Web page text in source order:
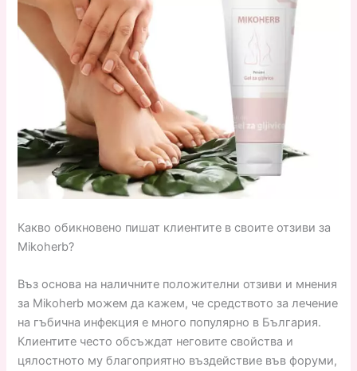
Какво обикновено пишат клиентите в своите отзиви за
Mikoherb?
Въз основа на наличните положителни отзиви и мнения
за Mikoherb можем да кажем, че средството за лечение
на гъбична инфекция е много популярно в България.
Клиентите често обсъждат неговите свойства и
цялостното му благоприятно въздействие във форуми,